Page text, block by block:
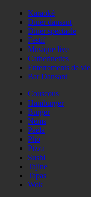
Karaoké
Diner dansant
Diner spectacle
Festif
Musique live
Catherinettes
Enterrements de vie
Bar Dansant
Couscous
Hamburger
Burger
Nems
Paëla
Phö
Pizza
Sushi
Tajine
Tapas
Wok